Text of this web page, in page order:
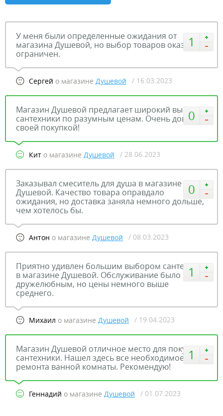
1
У меня были определенные ожидания от
магазина Душевой, но выбор товаров оказался
ограничен.
Сергей о магазине Душевой / 16.03.2023
0
Магазин Душевой предлагает широкий выбор
сантехники по разумным ценам. Очень доволен
своей покупкой!
Кит о магазине Душевой / 28.06.2023
0
Заказывал смеситель для душа в магазине
Душевой. Качество товара оправдало
ожидания, но доставка заняла немного дольше,
чем хотелось бы.
Антон о магазине Душевой / 08.03.2023
1
Приятно удивлен большим выбором сантехники
в магазине Душевой. Обслуживание было
дружелюбным, но цены немного выше
среднего.
Михаил о магазине Душевой / 19.04.2023
1
Магазин Душевой отличное место для покупки
сантехники. Нашел здесь все необходимое для
ремонта ванной комнаты. Рекомендую!
Геннадий о магазине Душевой / 01.07.2023